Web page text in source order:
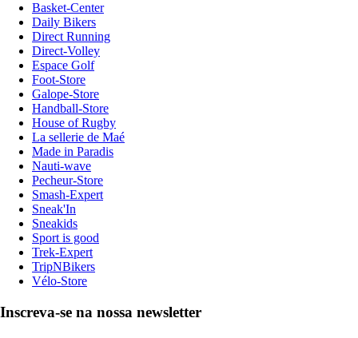
Basket-Center
Daily Bikers
Direct Running
Direct-Volley
Espace Golf
Foot-Store
Galope-Store
Handball-Store
House of Rugby
La sellerie de Maé
Made in Paradis
Nauti-wave
Pecheur-Store
Smash-Expert
Sneak'In
Sneakids
Sport is good
Trek-Expert
TripNBikers
Vélo-Store
Inscreva-se na nossa newsletter